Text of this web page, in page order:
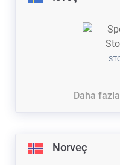
Daha
Norveç